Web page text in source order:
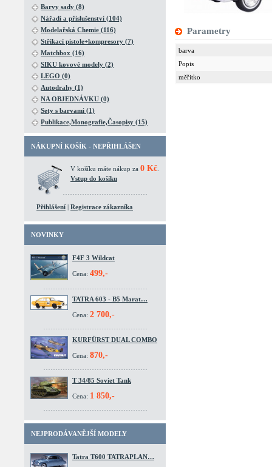
Barvy sady (8)
Nářadí a příslušenství (104)
Modelařská Chemie (116)
Stříkací pistole+kompresory (7)
Matchbox (16)
SIKU kovové modely (2)
LEGO (0)
Autodrahy (1)
NA OBJEDNÁVKU (0)
Sety s barvami (1)
Publikace,Monografie,Časopisy (15)
NÁKUPNÍ KOŠÍK - NEPŘIHLÁŠEN
V košíku máte nákup za 0 Kč
Vstup do košíku
Přihlášení | Registrace zákazníka
NOVINKY
F4F 3 Wildcat
Cena: 499,-
TATRA 603 - B5 Marat…
Cena: 2 700,-
KURFÜRST DUAL COMBO
Cena: 870,-
T 34/85 Soviet Tank
Cena: 1 850,-
NEJPRODÁVANĚJŠÍ MODELY
Tatra T600 TATRAPLAN…
Parametry
barva
Popis
měřitko